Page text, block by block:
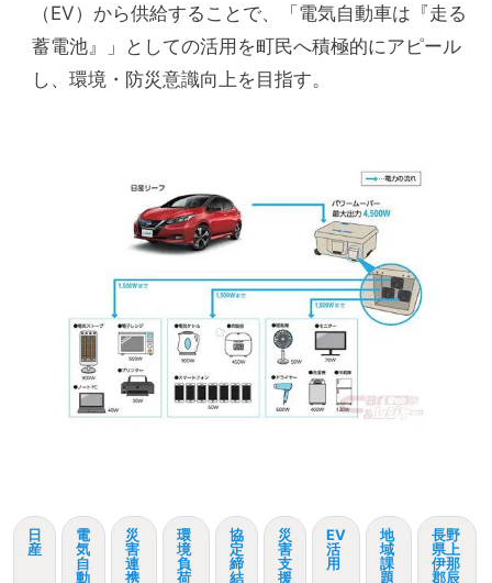
（EV）から供給することで、「電気自動車は『走る
蓄電池』」としての活用を町民へ積極的にアピール
し、環境・防災意識向上を目指す。
日
産
電
気
自
動
災
害
連
携
環
境
負
荷
協
定
締
結
災
害
支
援
EV
活
用
地
域
課
題
長野
県上
伊那
郡辰